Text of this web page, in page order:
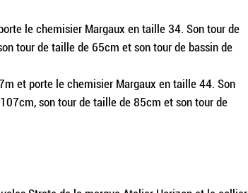
le chemisier Margaux en taille 34. Son tour de
tour de taille de 65cm et son tour de bassin de
et porte le chemisier Margaux en taille 44. Son
son tour de taille de 85cm et son tour de